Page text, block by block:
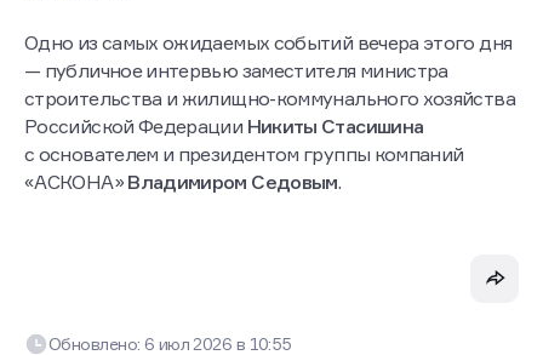
Одно из самых ожидаемых событий вечера этого дня
— публичное интервью заместителя министра
строительства и жилищно-коммунального хозяйства
Российской Федерации Никиты Стасишина
с основателем и президентом группы компаний
«АСКОНА» Владимиром Седовым.
Обновлено: 6 июл 2026 в 10:55